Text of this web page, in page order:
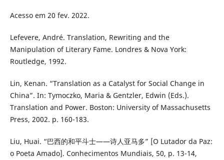
Acesso em 20 fev. 2022.
Lefevere, André. Translation, Rewriting and the
Manipulation of Literary Fame. Londres & Nova York:
Routledge, 1992.
Lin, Kenan. “Translation as a Catalyst for Social Change in
China”. In: Tymoczko, Maria & Gentzler, Edwin (Eds.).
Translation and Power. Boston: University of Massachusetts
Press, 2002. p. 160-183.
Liu, Huai. “巴西的和平斗士——诗人亚马多” [O Lutador da Paz:
o Poeta Amado]. Conhecimentos Mundiais, 50, p. 13-14,